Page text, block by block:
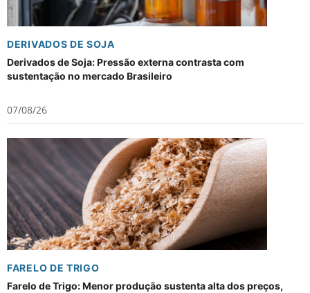
DERIVADOS DE SOJA
Derivados de Soja: Pressão externa contrasta com
sustentação no mercado Brasileiro
07/08/26
FARELO DE TRIGO
Farelo de Trigo: Menor produção sustenta alta dos preços,